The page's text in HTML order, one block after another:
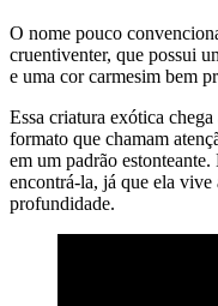
O nome pouco
cruentiventer, que possui
e uma cor carmesim bem
Essa criatura exótica
formato que chamam
em um padrão
encontrá-la, já que ela vive
profundidade.